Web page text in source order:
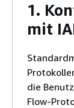
1.
mit
die
Flow-